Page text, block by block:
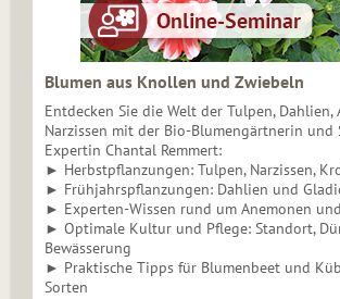
Blumen aus Knollen und Zwiebeln
Entdecken Sie die Welt der Tulpen, Dahlien,
Narzissen mit der Bio-Blumengärtnerin und
Expertin Chantal Remmert:
► Herbstpflanzungen: Tulpen, Narzissen,
► Frühjahrspflanzungen: Dahlien und
► Experten-Wissen rund um Anemonen
► Optimale Kultur und Pflege: Standort,
Bewässerung
► Praktische Tipps für Blumenbeet und
Sorten